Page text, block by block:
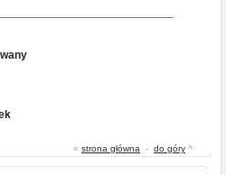
« strona główna - do góry ^